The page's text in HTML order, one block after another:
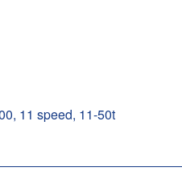
11 speed, 11-50t